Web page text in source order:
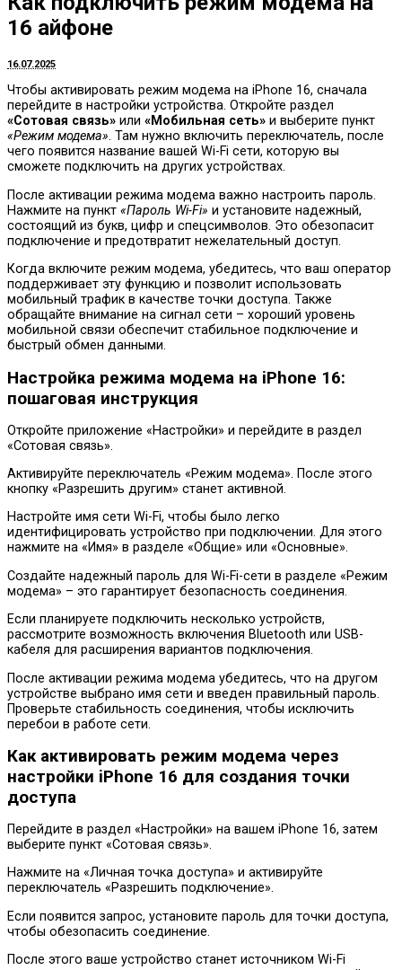
16 айфоне
16.07.2025
Чтобы активировать режим модема на iPhone 16, сначала
перейдите в настройки устройства. Откройте раздел
«Сотовая связь» или «Мобильная сеть» и выберите пункт
«Режим модема». Там нужно включить переключатель, после
чего появится название вашей Wi-Fi сети, которую вы
сможете подключить на других устройствах.
После активации режима модема важно настроить пароль.
Нажмите на пункт «Пароль Wi-Fi» и установите надежный,
состоящий из букв, цифр и спецсимволов. Это обезопасит
подключение и предотвратит нежелательный доступ.
Когда включите режим модема, убедитесь, что ваш оператор
поддерживает эту функцию и позволит использовать
мобильный трафик в качестве точки доступа. Также
обращайте внимание на сигнал сети – хороший уровень
мобильной связи обеспечит стабильное подключение и
быстрый обмен данными.
Настройка режима модема на iPhone 16:
пошаговая инструкция
Откройте приложение «Настройки» и перейдите в раздел
«Сотовая связь».
Активируйте переключатель «Режим модема». После этого
кнопку «Разрешить другим» станет активной.
Настройте имя сети Wi-Fi, чтобы было легко
идентифицировать устройство при подключении. Для этого
нажмите на «Имя» в разделе «Общие» или «Основные».
Создайте надежный пароль для Wi-Fi-сети в разделе «Режим
модема» – это гарантирует безопасность соединения.
Если планируете подключить несколько устройств,
рассмотрите возможность включения Bluetooth или USB-
кабеля для расширения вариантов подключения.
После активации режима модема убедитесь, что на другом
устройстве выбрано имя сети и введен правильный пароль.
Проверьте стабильность соединения, чтобы исключить
перебои в работе сети.
Как активировать режим модема через
настройки iPhone 16 для создания точки
доступа
Перейдите в раздел «Настройки» на вашем iPhone 16, затем
выберите пункт «Сотовая связь».
Нажмите на «Личная точка доступа» и активируйте
переключатель «Разрешить подключение».
Если появится запрос, установите пароль для точки доступа,
чтобы обезопасить соединение.
После этого ваше устройство станет источником Wi-Fi